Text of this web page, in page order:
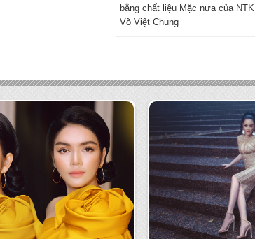
bằng chất liệu Mặc nưa của NTK
Võ Việt Chung